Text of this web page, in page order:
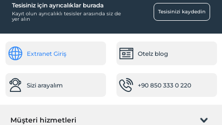
Ortak Alanlar
Aile odaları
Restoranda bebek sandalyesi
Market
Tesisiniz için ayrıcalıklar burada
Kayıt olun ayrıcalıklı tesisler arasında siz de
yer alın
Tesisinizi kaydedin
Extranet Giriş Otelz blog
Sizi arayalım +90 850 333 0 220
Müşteri hizmetleri